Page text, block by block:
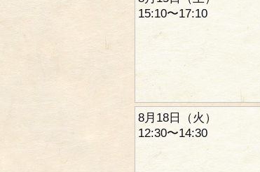
15:10〜17:10
8月18日（火）
12:30〜14:30